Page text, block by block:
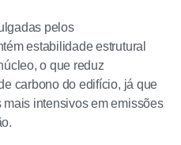
pelos
estabilidade estrutural
o que reduz
carbono do edifício, já que
intensivos em emissões